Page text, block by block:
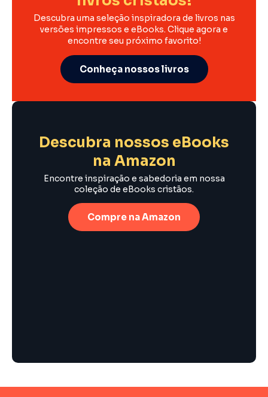
Descubra uma seleção inspiradora de livros nas
versões impressos e eBooks. Clique agora e
encontre seu próximo favorito!
Conheça nossos livros
Descubra nossos eBooks
na Amazon
Encontre inspiração e sabedoria em nossa
coleção de eBooks cristãos.
Compre na Amazon